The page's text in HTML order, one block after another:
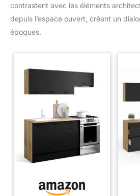
contrastent avec les éléments
depuis l’espace ouvert, créant un
époques.